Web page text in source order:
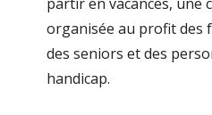
organisée au profit des
des seniors et des
handicap.